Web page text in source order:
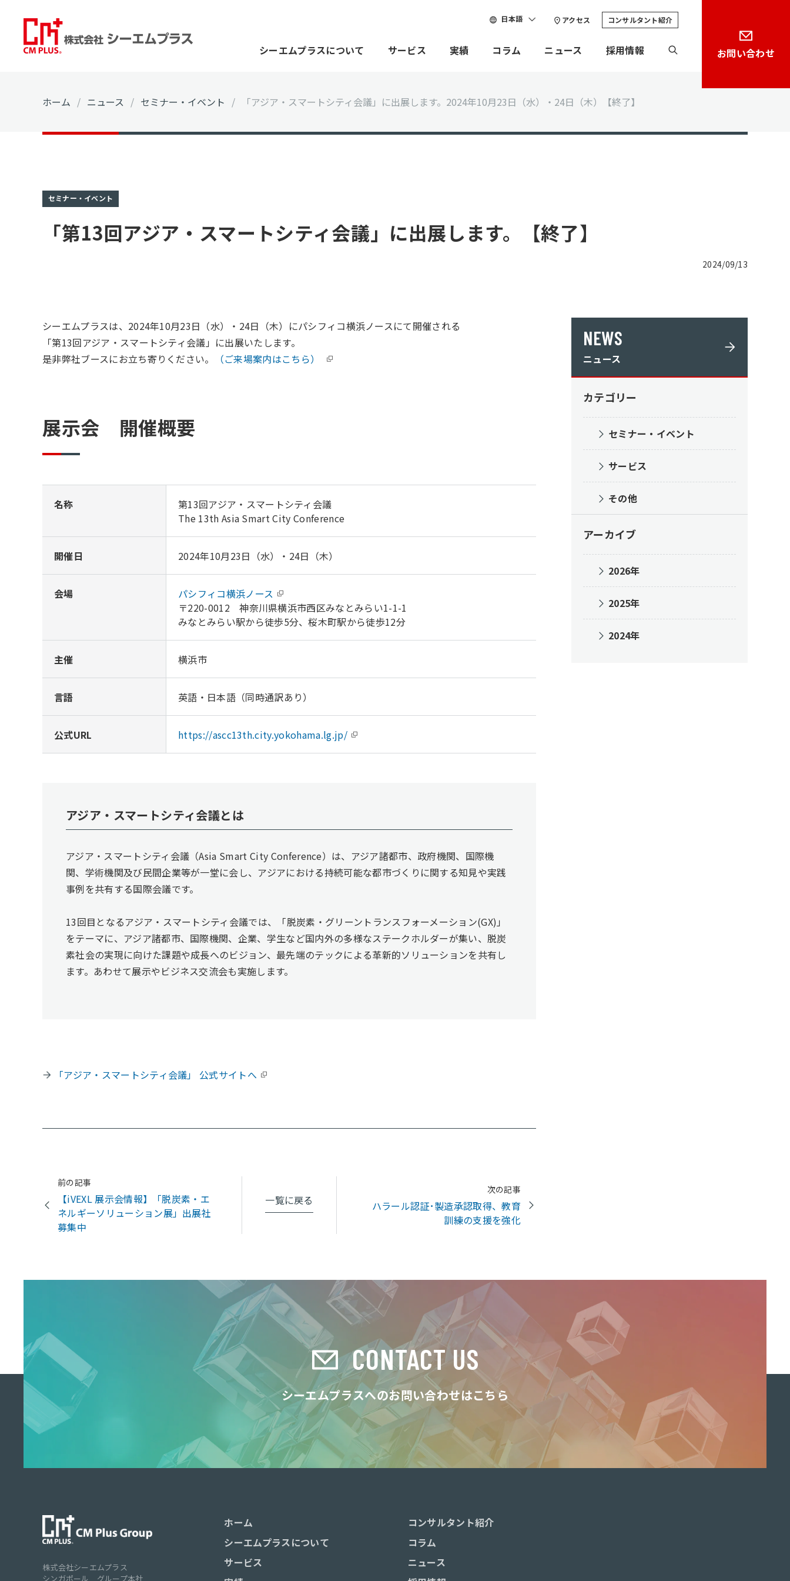
日本語 アクセス コンサルタント紹介
シーエムプラスについて サービス 実績 コラム ニュース 採用情報 お問い合わせ
ホーム / ニュース / セミナー・イベント / 「アジア・スマートシティ会議」に出展します。2024年10月23日（水）・24日（木）【終了】
セミナー・イベント
「第13回アジア・スマートシティ会議」に出展します。【終了】
2024/09/13
シーエムプラスは、2024年10月23日（水）・24日（木）にパシフィコ横浜ノースにて開催される
「第13回アジア・スマートシティ会議」に出展いたします。
是非弊社ブースにお立ち寄りください。
（ご来場案内はこちら）
展示会 開催概要
名称
第13回アジア・スマートシティ会議
The 13th Asia Smart City Conference
開催日 2024年10月23日（水）・24日（木）
会場
パシフィコ横浜ノース
〒220-0012 神奈川県横浜市西区みなとみらい1-1-1
みなとみらい駅から徒歩5分、桜木町駅から徒歩12分
主催 横浜市
言語 英語・日本語（同時通訳あり）
公式URL https://ascc13th.city.yokohama.lg.jp/
アジア・スマートシティ会議とは
アジア・スマートシティ会議（Asia Smart City Conference）は、アジア諸都市、政府機関、国際機
関、学術機関及び⺠間企業等が一堂に会し、アジアにおける持続可能な都市づくりに関する知見や実践
事例を共有する国際会議です。
13回目となるアジア・スマートシティ会議では、「脱炭素・グリーントランスフォーメーション(GX)」
をテーマに、アジア諸都市、国際機関、企業、学生など国内外の多様なステークホルダーが集い、脱炭
素社会の実現に向けた課題や成⻑へのビジョン、最先端のテックによる⾰新的ソリューションを共有し
ます。あわせて展示やビジネス交流会も実施します。
「アジア・スマートシティ会議」 公式サイトへ
前の記事
【iVEXL 展示会情報】「脱炭素・エ
ネルギーソリューション展」出展社
募集中
一覧に戻る
次の記事
ハラール認証･製造承認取得、教育
訓練の支援を強化
NEWS
ニュース
カテゴリー
セミナー・イベント
サービス
その他
アーカイブ
2026年
2025年
2024年
CONTACT US
シーエムプラスへのお問い合わせはこちら
株式会社シーエムプラス
シンガポール グループ本社
ホーム
シーエムプラスについて
サービス
コンサルタント紹介
コラム
ニュース